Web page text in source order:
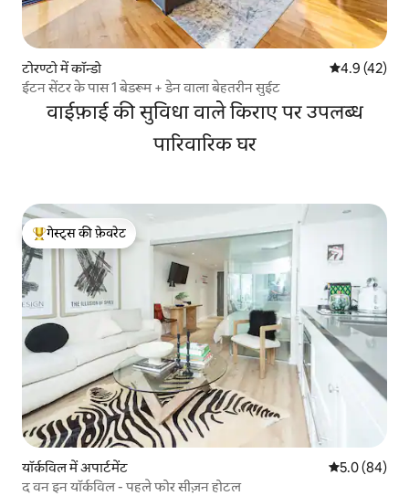
टोरण्टो में कॉन्डो औसत रेटिंग 5
4.9 (42)
ईटन सेंटर के पास 1 बेडरूम + डेन वाला बेहतरीन सुईट
वाईफ़ाई की सुविधा वाले किराए पर उपलब्ध
पारिवारिक घर
गेस्ट्स का टॉप फ़ेवरेट
गेस्ट्स की फ़ेवरेट
यॉर्कविल में अपार्टमेंट औसत रेटिंग 5 में
5.0 (84)
द वन इन यॉर्कविल - पहले फोर सीज़न होटल